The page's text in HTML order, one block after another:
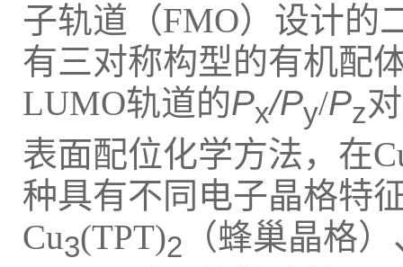
子轨道（FMO）设计的
有三对称构型的有机配
LUMO轨道的Px/Py/Pz
表面配位化学方法，在
种具有不同电子晶格特
Cu3(TPT)2
（蜂巢晶格